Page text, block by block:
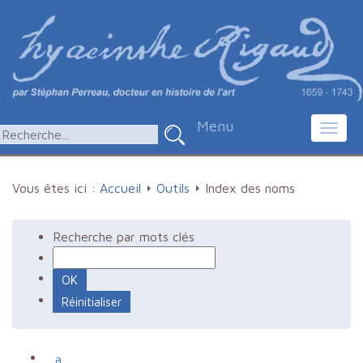
Menu
Vous êtes ici : Accueil Outils Index des noms
Recherche par mots clés
a